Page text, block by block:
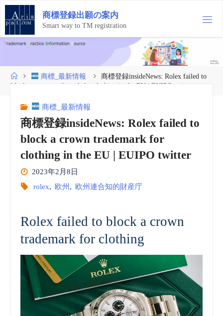
コ
テ
ン
ツ
ス
商標登録出願の案内
Smart way to TM registration
ホ
ー
商標_最新情報
商標登録insideNews: Rolex failed to
block a crown trademark for clothing in the EU | EUIPO twitter
商標_最新情報
商標登録insideNews: Rolex failed to
block a crown trademark for
clothing in the EU | EUIPO twitter
2023年2月8日
rolex, 欧州 , 欧州連合知的財産庁
Rolex failed to block a crown
trademark for clothing